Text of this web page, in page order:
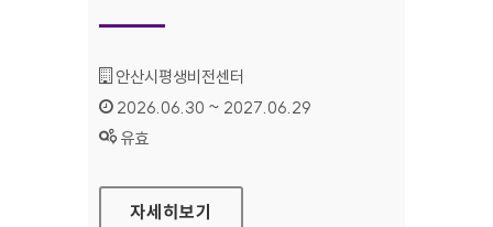
기관명 :
안산시평생비전센터
인증기간 :
2026.06.30 ~ 2027.06.29
상태 :
유효
안산시평생비전센터
자세히보기